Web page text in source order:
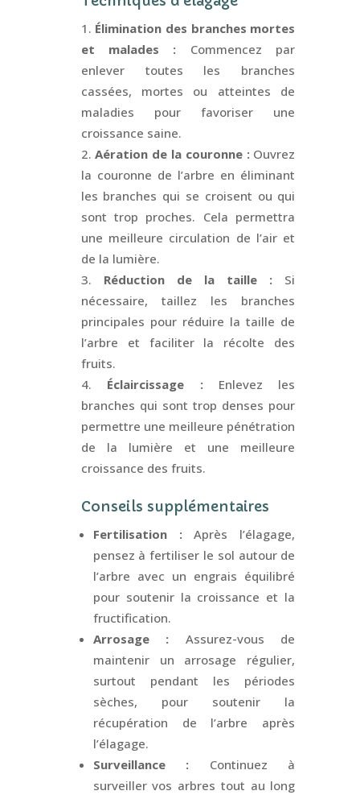
Élimination des branches mortes
et malades : Commencez par
enlever toutes les branches
cassées, mortes ou atteintes de
maladies pour favoriser une
croissance saine.
Aération de la couronne :Ouvrez
la couronne de l’arbre en éliminant
les branches qui se croisent ou qui
sont trop proches. Cela permettra
une meilleure circulation de l’air et
de la lumière.
Réduction de la taille : Si
nécessaire, taillez les branches
principales pour réduire la taille de
l’arbre et faciliter la récolte des
fruits.
Éclaircissage :Enlevez les
branches qui sont trop denses pour
permettre une meilleure pénétration
de la lumière et une meilleure
croissance des fruits.
Conseils supplémentaires
Fertilisation :Après l’élagage,
pensez à fertiliser le sol autour de
l’arbre avec un engrais équilibré
pour soutenir la croissance et la
fructification.
Arrosage : Assurez-vous de
maintenir un arrosage régulier,
surtout pendant les périodes
sèches, pour soutenir la
récupération de l’arbre après
l’élagage.
Surveillance : Continuez à
surveiller vos arbres tout au long